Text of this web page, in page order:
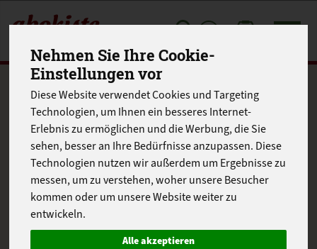
Nehmen Sie Ihre Cookie-
Einstellungen vor
Diese Website verwendet Cookies und Targeting
Technologien, um Ihnen ein besseres Internet-
Erlebnis zu ermöglichen und die Werbung, die Sie
sehen, besser an Ihre Bedürfnisse anzupassen. Diese
Technologien nutzen wir außerdem um Ergebnisse zu
messen, um zu verstehen, woher unsere Besucher
kommen oder um unsere Website weiter zu
entwickeln.
Alle akzeptieren
Produkte Haltbares
Produkt "Gemüsefond
Allos" nicht verfügbar.
Das von Ihnen gesuchte Produkt ist leider zur Zeit nicht